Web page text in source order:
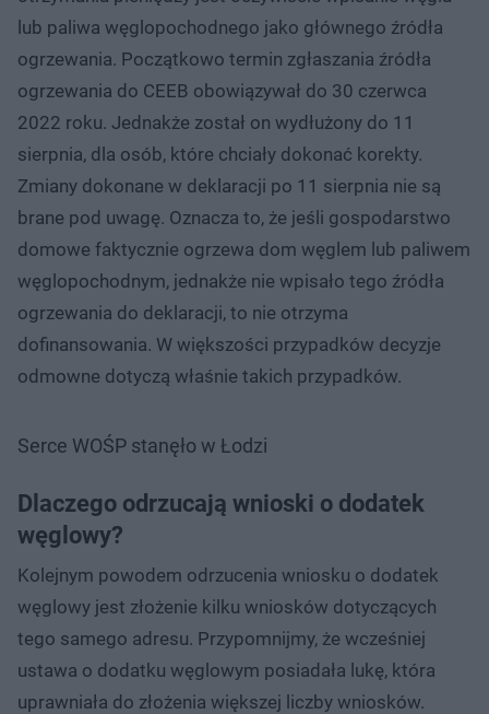
lub paliwa węglopochodnego jako głównego źródła
ogrzewania. Początkowo termin zgłaszania źródła
ogrzewania do CEEB obowiązywał do 30 czerwca
2022 roku. Jednakże został on wydłużony do 11
sierpnia, dla osób, które chciały dokonać korekty.
Zmiany dokonane w deklaracji po 11 sierpnia nie są
brane pod uwagę. Oznacza to, że jeśli gospodarstwo
domowe faktycznie ogrzewa dom węglem lub paliwem
węglopochodnym, jednakże nie wpisało tego źródła
ogrzewania do deklaracji, to nie otrzyma
dofinansowania. W większości przypadków decyzje
odmowne dotyczą właśnie takich przypadków.
Serce WOŚP stanęło w Łodzi
Dlaczego odrzucają wnioski o dodatek
węglowy?
Kolejnym powodem odrzucenia wniosku o dodatek
węglowy jest złożenie kilku wniosków dotyczących
tego samego adresu. Przypomnijmy, że wcześniej
ustawa o dodatku węglowym posiadała lukę, która
uprawniała do złożenia większej liczby wniosków.